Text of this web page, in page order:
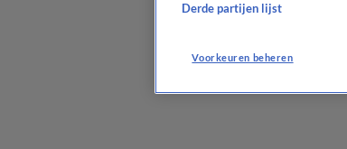
Derde partijen lijst
Voorkeuren beheren